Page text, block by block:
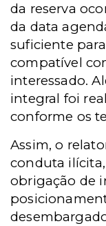
da reserva
da data
suficiente
compatível
interessado.
integral foi
conforme os
Assim, o
conduta
obrigação de